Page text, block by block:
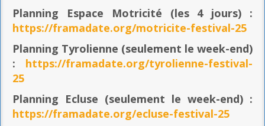
Planning Espace Motricité (les 4 jours) :
https://framadate.org/motricite-festival-25
Planning Tyrolienne (seulement le week-end)
: https://framadate.org/tyrolienne-festival-
25
Planning Ecluse (seulement le week-end) :
https://framadate.org/ecluse-festival-25